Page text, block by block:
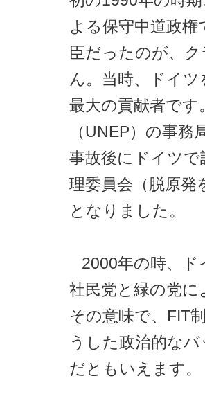
よる保守中道政
臣だったのが、
ん。当時、ドイ
最大の貢献者です
（UNEP）の事
事故後にドイツ
理委員会（脱原発
となりました。
2000年の時、
社民党と緑の党に
その意味で、FIT
うした政治的な
だともいえます。